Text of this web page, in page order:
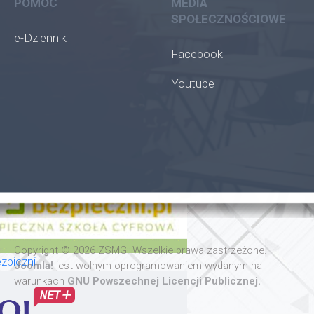
POMOC
e-Dziennik
MEDIA
SPOŁECZNOŚCIOWE
Facebook
Youtube
Copyright © 2026 ZSMG. Wszelkie prawa zastrzeżone.
Joomla! jest wolnym oprogramowaniem wydanym na
warunkach GNU Powszechnej Licencji Publicznej.